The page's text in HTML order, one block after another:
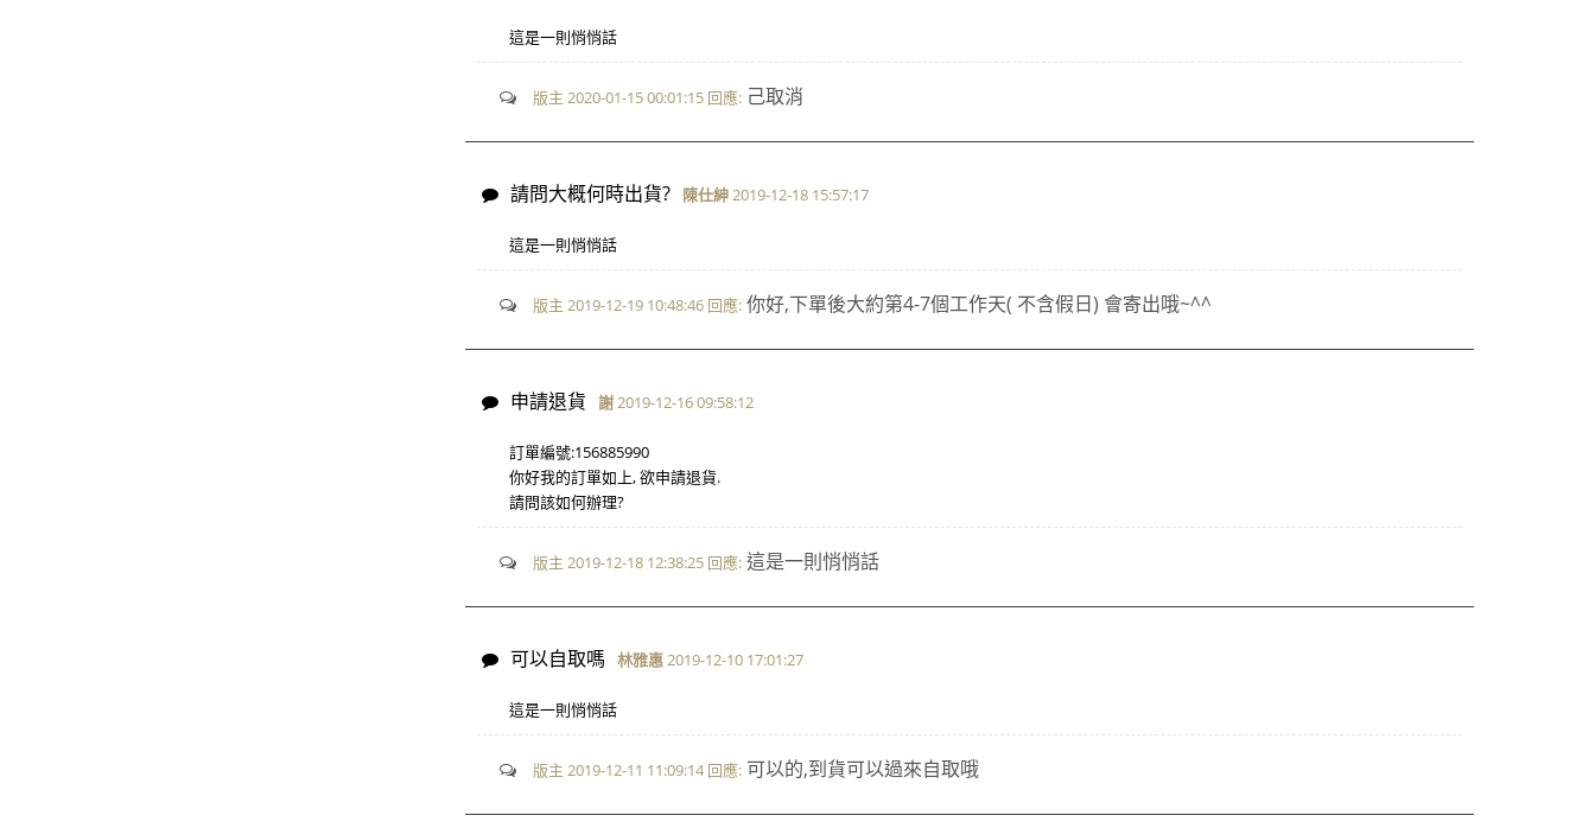
這是一則悄悄話
版主 2020-01-15 00:01:15 回應:己取消
請問大概何時出貨? 陳仕紳2019-12-18 15:57:17
這是一則悄悄話
版主 2019-12-19 10:48:46 回應:你好,下單後大約第4-7個工作天( 不含假日) 會寄出哦~^^
申請退貨 謝2019-12-16 09:58:12
訂單編號:156885990
你好我的訂單如上, 欲申請退貨.
請問該如何辦理?
版主 2019-12-18 12:38:25 回應:這是一則悄悄話
可以自取嗎 林雅惠2019-12-10 17:01:27
這是一則悄悄話
版主 2019-12-11 11:09:14 回應:可以的,到貨可以過來自取哦